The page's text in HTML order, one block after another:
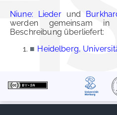
Niune: Liederund
werden gemeinsam
Beschreibung überliefert:
■ Heidelberg,